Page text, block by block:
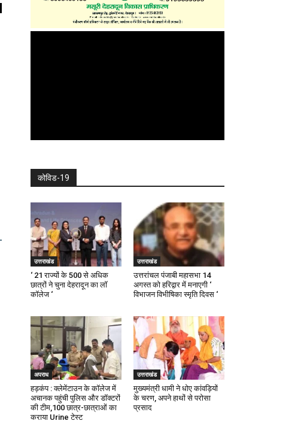
कोविड-19
उत्तराखंड
‘ 21 राज्यों के 500 से अधिक
छात्रों ने चुना देहरादून का लाॅ
काॅलेज ‘
उत्तराखंड
उत्तरांचल पंजाबी महासभा 14
अगस्त को हरिद्वार में मनाएगी ‘
विभाजन विभीषिका स्मृति दिवस ‘
अपराध
हड़कंप : क्लेमेंटाउन के कॉलेज में
अचानक पहुंची पुलिस और डॉक्टरों
की टीम,100 छात्र-छात्राओं का
कराया Urine टेस्ट
उत्तराखंड
मुख्यमंत्री धामी ने धोए कांवड़ियों
के चरण, अपने हाथों से परोसा
प्रसाद